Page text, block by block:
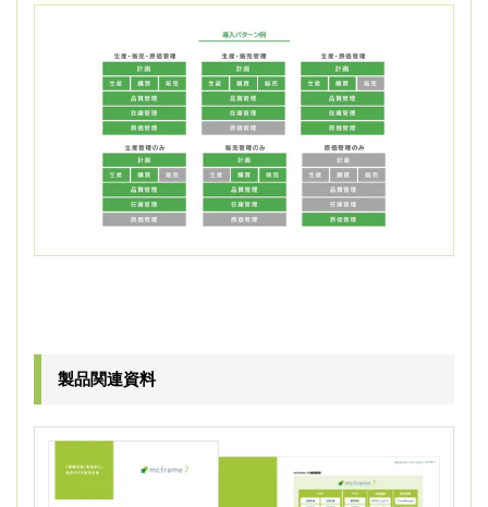
製品関連資料